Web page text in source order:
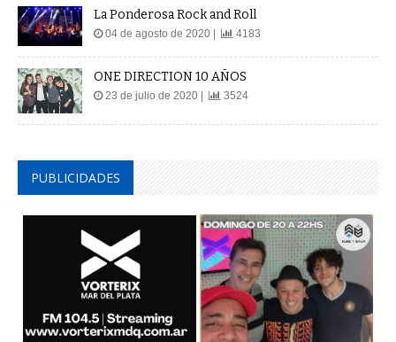
La Ponderosa Rock and Roll
04 de agosto de 2020 | 4183
ONE DIRECTION 10 AÑOS
23 de julio de 2020 | 3524
PUBLICIDADES